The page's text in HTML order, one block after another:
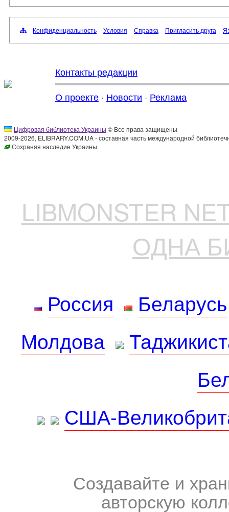
Конфиденциальность Условия Справка Пригласить друга
Контакты редакции
О проекте · Новости · Реклама
Цифровая библиотека Украины © Все права защищены
2009-2026, ELIBRARY.COM.UA - составная часть международной
Сохраняя наследие Украины
LIBMONSTER
ОДНА
Россия
Беларусь
Молдова
США-
Создавайте и
авторскую